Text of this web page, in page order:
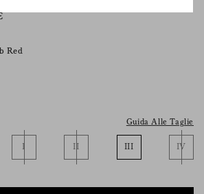
Red
Guida Alle Taglie
I II III IV
aggiornamenti
informazioni sulle
il diritto a ritirare